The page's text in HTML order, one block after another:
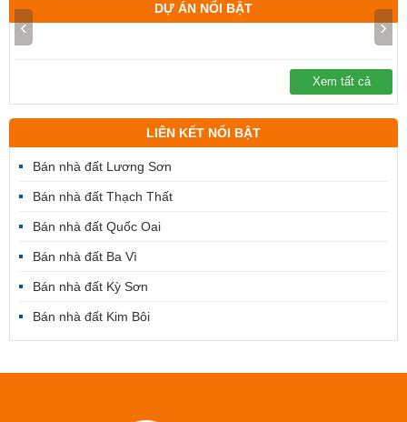
DỰ ÁN NỔI BẬT
‹ ›
Xem tất cả
LIÊN KẾT NỔI BẬT
Bán nhà đất Lương Sơn
Bán nhà đất Thạch Thất
Bán nhà đất Quốc Oai
Bán nhà đất Ba Vì
Bán nhà đất Kỳ Sơn
Bán nhà đất Kim Bôi